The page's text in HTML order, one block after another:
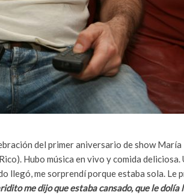
del primer aniversario de show
Hubo música en vivo y comida deliciosa.
llegó, me sorprendí porque estaba sola. Le
me dijo que estaba cansado, que le dolía